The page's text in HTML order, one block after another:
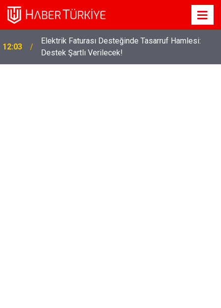
12:03
Elektrik Faturası Desteğinde Tasarruf Hamlesi:
Destek Şartlı Verilecek!